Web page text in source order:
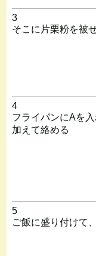
3
そこに片栗粉を被
4
フライパンにAを
加えて絡める
5
ご飯に盛り付けて